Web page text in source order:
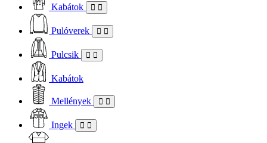
Kabátok
Pulóverek
Pulcsik
Kabátok
Mellények
Ingek